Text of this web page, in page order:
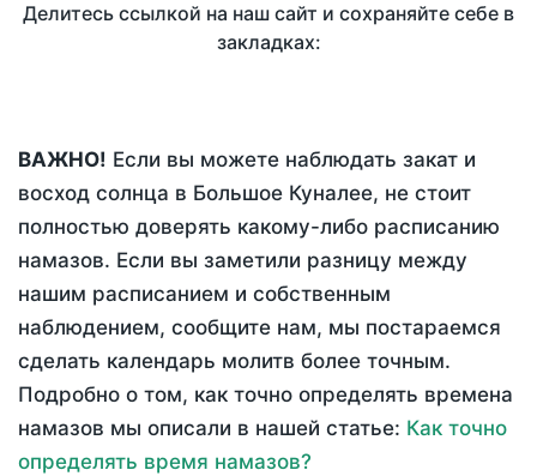
Делитесь ссылкой на наш сайт и сохраняйте себе в
закладках:
ВАЖНО! Если вы можете наблюдать закат и
восход солнца в Большое Куналее, не стоит
полностью доверять какому-либо расписанию
намазов. Если вы заметили разницу между
нашим расписанием и собственным
наблюдением, сообщите нам, мы постараемся
сделать календарь молитв более точным.
Подробно о том, как точно определять времена
намазов мы описали в нашей статье: Как точно
определять время намазов?